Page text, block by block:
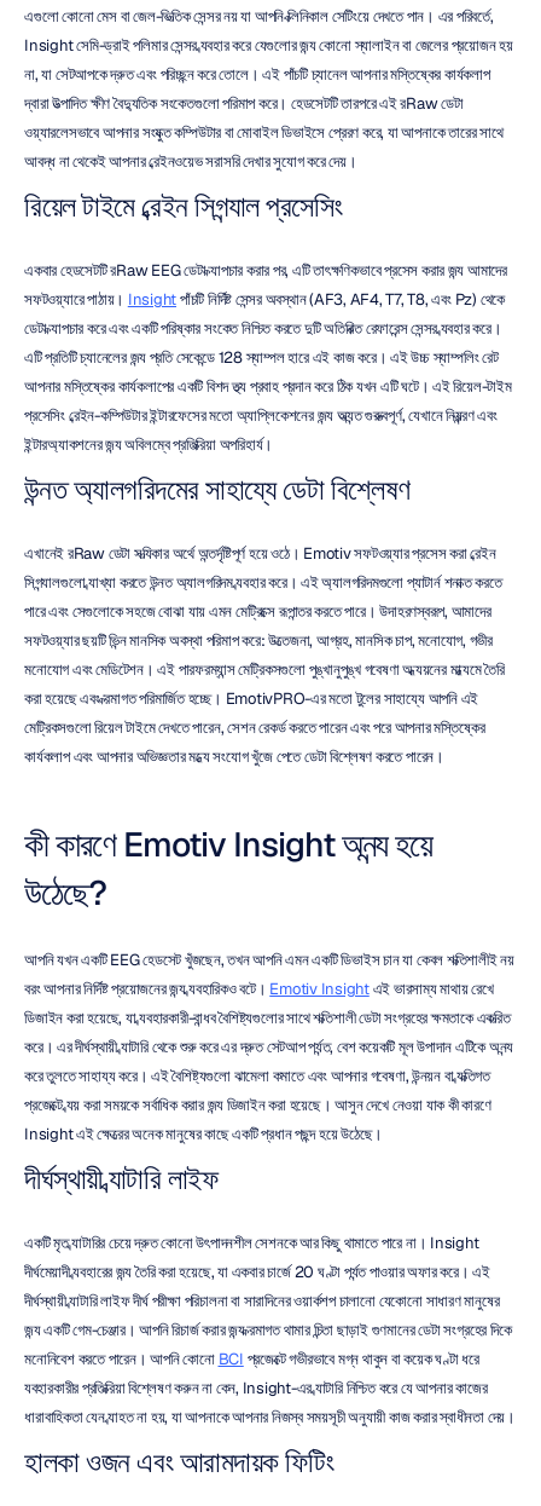
এগুলো কোনো মেস বা জেল-ভিত্তিক সেন্সর নয় যা আপনি ক্লিনিকাল সেটিংয়ে দেখতে পান। এর পরিবর্তে,
Insight সেমি-ড্রাই পলিমার সেন্সর ব্যবহার করে যেগুলোর জন্য কোনো স্যালাইন বা জেলের প্রয়োজন হয়
না, যা সেটআপকে দ্রুত এবং পরিচ্ছন্ন করে তোলে। এই পাঁচটি চ্যানেল আপনার মস্তিষ্কের কার্যকলাপ
দ্বারা উত্পাদিত ক্ষীণ বৈদ্যুতিক সংকেতগুলো পরিমাপ করে। হেডসেটটি তারপরে এই রRaw ডেটা
ওয়্যারলেসভাবে আপনার সংযুক্ত কম্পিউটার বা মোবাইল ডিভাইসে প্রেরণ করে, যা আপনাকে তারের সাথে
আবদ্ধ না থেকেই আপনার ব্রেইনওয়েভ সরাসরি দেখার সুযোগ করে দেয়।
রিয়েল টাইমে ব্রেইন সিগন্যাল প্রসেসিং
একবার হেডসেটটি রRaw EEG ডেটা ক্যাপচার করার পর, এটি তাৎক্ষণিকভাবে প্রসেস করার জন্য আমাদের
সফটওয়্যারে পাঠায়। Insight পাঁচটি নির্দিষ্ট সেন্সর অবস্থান (AF3, AF4, T7, T8, এবং Pz) থেকে
ডেটা ক্যাপচার করে এবং একটি পরিষ্কার সংকেত নিশ্চিত করতে দুটি অতিরিক্ত রেফারেন্স সেন্সর ব্যবহার করে।
এটি প্রতিটি চ্যানেলের জন্য প্রতি সেকেন্ডে 128 স্যাম্পল হারে এই কাজ করে। এই উচ্চ স্যাম্পলিং রেট
আপনার মস্তিষ্কের কার্যকলাপের একটি বিশদ তথ্য প্রবাহ প্রদান করে ঠিক যখন এটি ঘটে। এই রিয়েল-টাইম
প্রসেসিং ব্রেইন-কম্পিউটার ইন্টারফেসের মতো অ্যাপ্লিকেশনের জন্য অত্যন্ত গুরুত্বপূর্ণ, যেখানে নিয়ন্ত্রণ এবং
ইন্টারঅ্যাকশনের জন্য অবিলম্বে প্রতিক্রিয়া অপরিহার্য।
উন্নত অ্যালগরিদমের সাহায্যে ডেটা বিশ্লেষণ
এখানেই রRaw ডেটা সত্যিকার অর্থে অন্তর্দৃষ্টিপূর্ণ হয়ে ওঠে। Emotiv সফটওয়্যার প্রসেস করা ব্রেইন
সিগন্যালগুলো ব্যাখ্যা করতে উন্নত অ্যালগরিদম ব্যবহার করে। এই অ্যালগরিদমগুলো প্যাটার্ন শনাক্ত করতে
পারে এবং সেগুলোকে সহজে বোঝা যায় এমন মেট্রিক্সে রূপান্তর করতে পারে। উদাহরণস্বরূপ, আমাদের
সফটওয়্যার ছয়টি ভিন্ন মানসিক অবস্থা পরিমাপ করে: উত্তেজনা, আগ্রহ, মানসিক চাপ, মনোযোগ, গভীর
মনোযোগ এবং মেডিটেশন। এই পারফরম্যান্স মেট্রিকসগুলো পুঙ্খানুপুঙ্খ গবেষণা অধ্যয়নের মাধ্যমে তৈরি
করা হয়েছে এবং ক্রমাগত পরিমার্জিত হচ্ছে। EmotivPRO-এর মতো টুলের সাহায্যে আপনি এই
মেট্রিকসগুলো রিয়েল টাইমে দেখতে পারেন, সেশন রেকর্ড করতে পারেন এবং পরে আপনার মস্তিষ্কের
কার্যকলাপ এবং আপনার অভিজ্ঞতার মধ্যে সংযোগ খুঁজে পেতে ডেটা বিশ্লেষণ করতে পারেন।
কী কারণে Emotiv Insight অনন্য হয়ে
উঠেছে?
আপনি যখন একটি EEG হেডসেট খুঁজছেন, তখন আপনি এমন একটি ডিভাইস চান যা কেবল শক্তিশালীই নয়
বরং আপনার নির্দিষ্ট প্রয়োজনের জন্য ব্যবহারিকও বটে। Emotiv Insight এই ভারসাম্য মাথায় রেখে
ডিজাইন করা হয়েছে, যা ব্যবহারকারী-বান্ধব বৈশিষ্ট্যগুলোর সাথে শক্তিশালী ডেটা সংগ্রহের ক্ষমতাকে একত্রিত
করে। এর দীর্ঘস্থায়ী ব্যাটারি থেকে শুরু করে এর দ্রুত সেটআপ পর্যন্ত, বেশ কয়েকটি মূল উপাদান এটিকে অনন্য
করে তুলতে সাহায্য করে। এই বৈশিষ্ট্যগুলো ঝামেলা কমাতে এবং আপনার গবেষণা, উন্নয়ন বা ব্যক্তিগত
প্রজেক্টে ব্যয় করা সময়কে সর্বাধিক করার জন্য ডিজাইন করা হয়েছে। আসুন দেখে নেওয়া যাক কী কারণে
Insight এই ক্ষেত্রের অনেক মানুষের কাছে একটি প্রধান পছন্দ হয়ে উঠেছে।
দীর্ঘস্থায়ী ব্যাটারি লাইফ
একটি মৃত ব্যাটারির চেয়ে দ্রুত কোনো উৎপাদনশীল সেশনকে আর কিছু থামাতে পারে না। Insight
দীর্ঘমেয়াদী ব্যবহারের জন্য তৈরি করা হয়েছে, যা একবার চার্জে 20 ঘণ্টা পর্যন্ত পাওয়ার অফার করে। এই
দীর্ঘস্থায়ী ব্যাটারি লাইফ দীর্ঘ পরীক্ষা পরিচালনা বা সারাদিনের ওয়ার্কশপ চালানো যেকোনো সাধারণ মানুষের
জন্য একটি গেম-চেঞ্জার। আপনি রিচার্জ করার জন্য ক্রমাগত থামার চিন্তা ছাড়াই গুণমানের ডেটা সংগ্রহের দিকে
মনোনিবেশ করতে পারেন। আপনি কোনো BCI প্রজেক্টে গভীরভাবে মগ্ন থাকুন বা কয়েক ঘণ্টা ধরে
ব্যবহারকারীর প্রতিক্রিয়া বিশ্লেষণ করুন না কেন, Insight-এর ব্যাটারি নিশ্চিত করে যে আপনার কাজের
ধারাবাহিকতা যেন ব্যাহত না হয়, যা আপনাকে আপনার নিজস্ব সময়সূচী অনুযায়ী কাজ করার স্বাধীনতা দেয়।
হালকা ওজন এবং আরামদায়ক ফিটিং